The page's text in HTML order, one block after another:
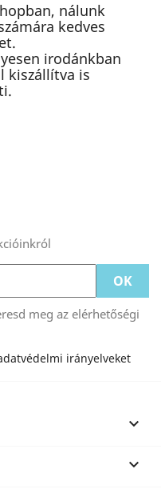
nálunk
kedves
irodánkban
kiszállítva is
meg az elérhetőségi
irányelveket

